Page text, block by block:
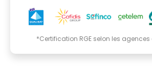
*Certification RGE selon les